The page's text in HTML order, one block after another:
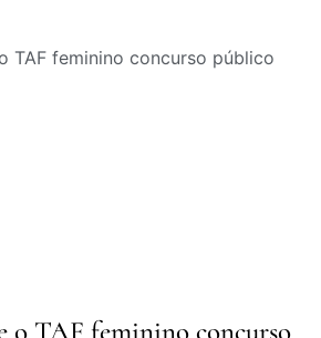
o TAF feminino concurso